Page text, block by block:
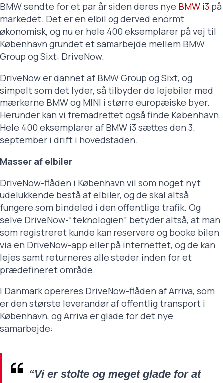
BMW sendte for et par år siden deres nye BMW i3 på
markedet. Det er en elbil og derved enormt
økonomisk, og nu er hele 400 eksemplarer på vej til
København grundet et samarbejde mellem BMW
Group og Sixt: DriveNow.
DriveNow er dannet af BMW Group og Sixt, og
simpelt som det lyder, så tilbyder de lejebiler med
mærkerne BMW og MINI i større europæiske byer.
Herunder kan vi fremadrettet også finde København.
Hele 400 eksemplarer af BMW i3 sættes den 3.
september i drift i hovedstaden.
Masser af elbiler
DriveNow-flåden i København vil som noget nyt
udelukkende bestå af elbiler, og de skal altså
fungere som bindeled i den offentlige trafik. Og
selve DriveNow-“teknologien” betyder altså, at man
som registreret kunde kan reservere og booke bilen
via en DriveNow-app eller på internettet, og de kan
lejes samt returneres alle steder inden for et
prædefineret område.
I Danmark opereres DriveNow-flåden af Arriva, som
er den største leverandør af offentlig transport i
København, og Arriva er glade for det nye
samarbejde:
“Vi er stolte og meget glade for at